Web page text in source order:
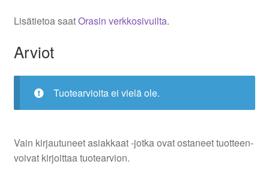
Lisätietoa saatOrasin verkkosivuilta.
Arviot
Tuotearvioita ei vielä ole.
Vain kirjautuneet asiakkaat -jotka ovat ostaneet tuotteen-
voivat kirjoittaa tuotearvion.